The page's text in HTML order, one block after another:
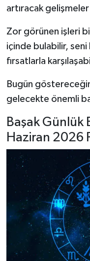
artıracak
Zor görünen işleri
içinde bulabilir, seni
fırsatlarla
Bugün
gelecekte önemli
Başak Günlük
Haziran 2026